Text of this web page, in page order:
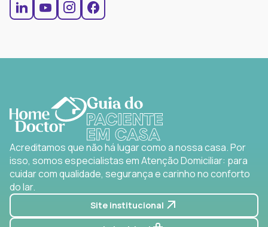
Acreditamos que não há lugar como a nossa casa. Por
isso, somos especialistas em Atenção Domiciliar: para
cuidar com qualidade, segurança e carinho no conforto
do lar.
Site institucional